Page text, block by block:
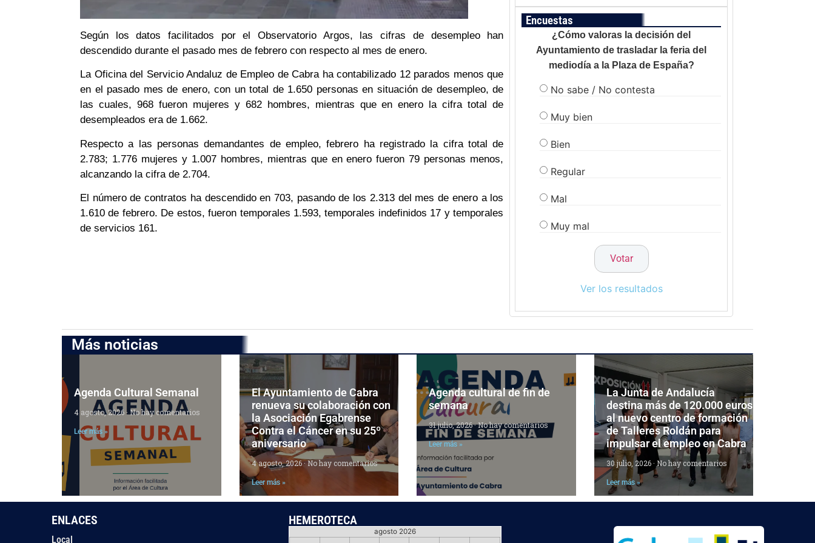
Según los datos facilitados por el Observatorio Argos, las cifras de desempleo han
descendido durante el pasado mes de febrero con respecto al mes de enero.
La Oficina del Servicio Andaluz de Empleo de Cabra ha contabilizado 12 parados menos que
en el pasado mes de enero, con un total de 1.650 personas en situación de desempleo, de
las cuales, 968 fueron mujeres y 682 hombres, mientras que en enero la cifra total de
desempleados era de 1.662.
Respecto a las personas demandantes de empleo, febrero ha registrado la cifra total de
2.783; 1.776 mujeres y 1.007 hombres, mientras que en enero fueron 79 personas menos,
alcanzando la cifra de 2.704.
El número de contratos ha descendido en 703, pasando de los 2.313 del mes de enero a los
1.610 de febrero. De estos, fueron temporales 1.593, temporales indefinidos 17 y temporales
de servicios 161.
Encuestas
¿Cómo valoras la decisión del
Ayuntamiento de trasladar la feria del
mediodía a la Plaza de España?
No sabe / No contesta
Muy bien
Bien
Regular
Mal
Muy mal
Ver los resultados
Más noticias
Agenda Cultural Semanal
4 agosto, 2026 No hay comentarios
Leer más »
El Ayuntamiento de Cabra
renueva su colaboración con
la Asociación Egabrense
Contra el Cáncer en su 25º
aniversario
4 agosto, 2026 No hay comentarios
Leer más »
Agenda cultural de fin de
semana
31 julio, 2026No hay comentarios
Leer más »
La Junta de Andalucía
destina más de 120.000 euros
al nuevo centro de formación
de Talleres Roldán para
impulsar el empleo en Cabra
30 julio, 2026 No hay comentarios
Leer más »
ENLACES
Local
HEMEROTECA
agosto 2026